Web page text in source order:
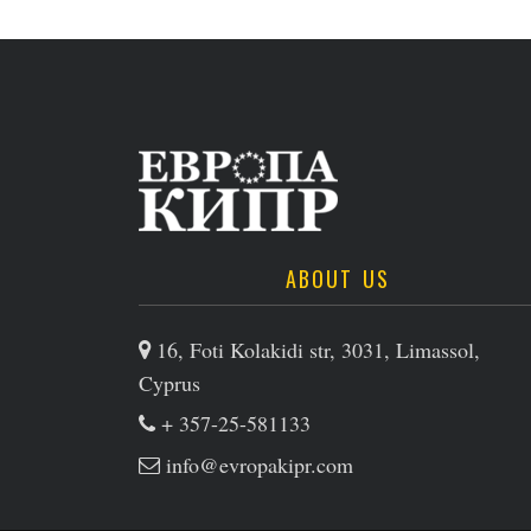
ABOUT US
16, Foti Kolakidi str, 3031, Limassol,
Cyprus
+ 357-25-581133
info@evropakipr.com